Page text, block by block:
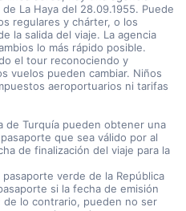
La Haya del 28.09.1955. Puede
regulares y chárter, o los
la salida del viaje. La agencia
lo más rápido posible.
el tour reconociendo y
vuelos pueden cambiar. Niños
aeroportuarios ni tarifas
de Turquía pueden obtener una
que sea válido por al
de finalización del viaje para la
verde de la República
si la fecha de emisión
de lo contrario, pueden no ser